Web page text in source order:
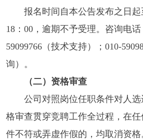
报名时间自本公告发布之日起
18：00，逾期不予受理。咨询电话
59099766（技术支持）；010-
询）。
（二）资格审查
公司对照岗位任职条件对人
格审查贯穿竞聘工作全过程，在
件不符或弄虚作假的，均取消资格